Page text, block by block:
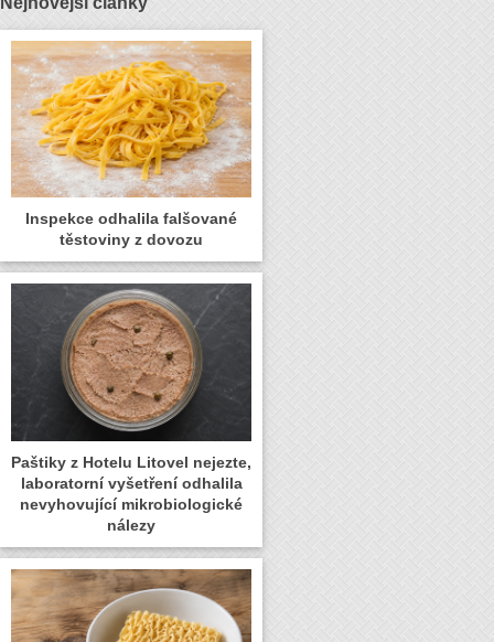
Inspekce odhalila falšované
těstoviny z dovozu
Paštiky z Hotelu Litovel nejezte,
laboratorní vyšetření odhalila
nevyhovující mikrobiologické
nálezy